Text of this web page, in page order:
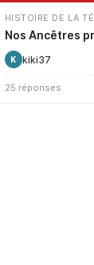
HISTOIRE DE LA
Nos Ancêtres
K kiki37
25 réponses